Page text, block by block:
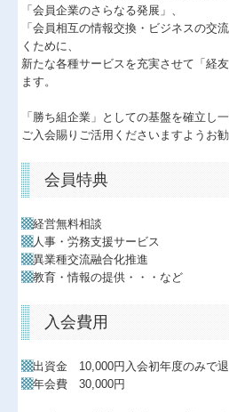
資産運用
IT事業
個人情報保護方針
セミナー案内
経営者お役立ち情報
TKCシステムQ&A
経営革新等支援機関とは
国の共済制度活用コーナー
小規模企業共済制度
「会員企業のさらなる発展」、
「会員相互の情報交換・ビジネスの交
くために、
新たな各種サービスを充実させて「経
ます。
「勝ち組企業」としての基盤を確立し
ご入会賜りご活用くださいますようお勧
会員特典
▩経営無料相談
▩人事・労務支援サービス
▩異業種交流融合化推進
▩教育・情報の提供・・・など
入会費用
▩出資金 10,000円入会初年度のみで退
▩年会費 30,000円